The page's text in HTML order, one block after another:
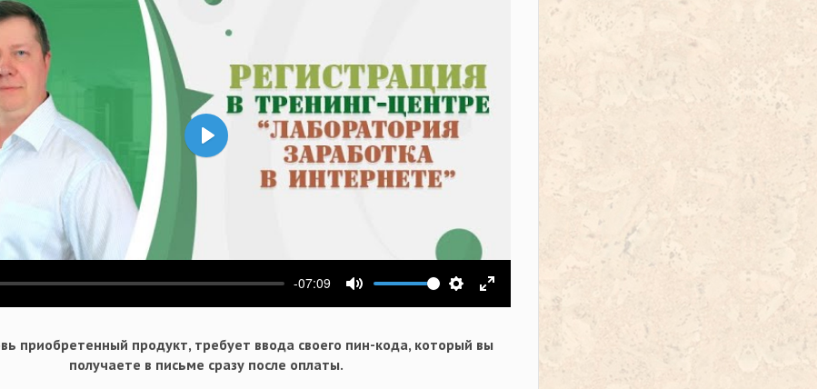
-07:09
Выключить звукНастройки
На весь экран
Воспроизвести
приобретенный продукт, требует ввода своего пин-кода, который вы
получаете в письме сразу после оплаты.